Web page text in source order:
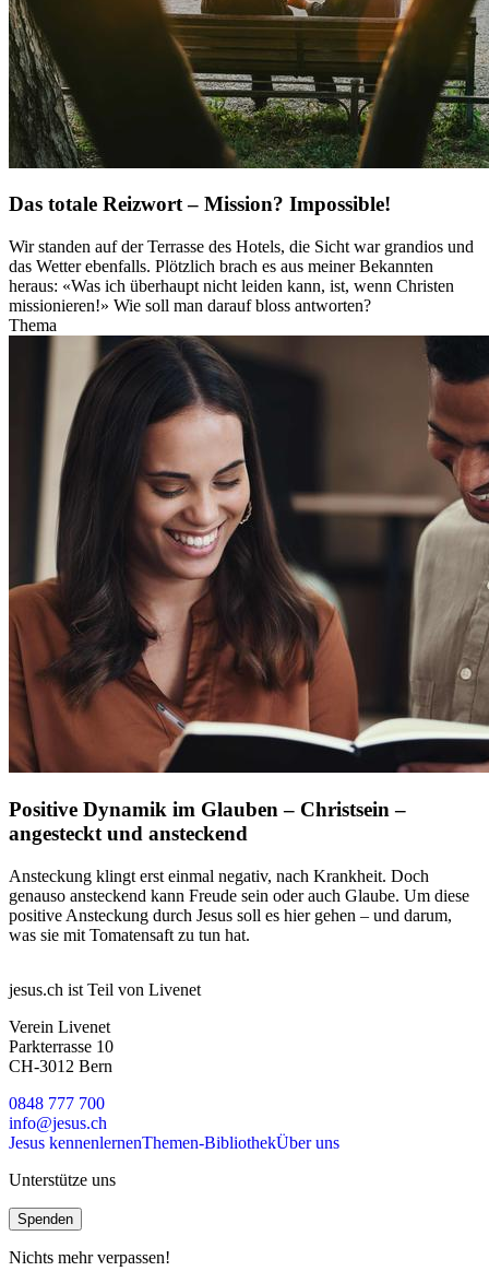
Das totale Reizwort – Mission? Impossible!
Wir standen auf der Terrasse des Hotels, die Sicht war grandios und
das Wetter ebenfalls. Plötzlich brach es aus meiner Bekannten
heraus: «Was ich überhaupt nicht leiden kann, ist, wenn Christen
missionieren!» Wie soll man darauf bloss antworten?
Thema
Positive Dynamik im Glauben – Christsein –
angesteckt und ansteckend
Ansteckung klingt erst einmal negativ, nach Krankheit. Doch
genauso ansteckend kann Freude sein oder auch Glaube. Um diese
positive Ansteckung durch Jesus soll es hier gehen – und darum,
was sie mit Tomatensaft zu tun hat.
jesus.ch ist Teil von Livenet
Verein Livenet
Parkterrasse 10
CH-3012 Bern
0848 777 700
info@jesus.ch
Jesus kennenlernenThemen-BibliothekÜber uns
Unterstütze uns
Spenden
Nichts mehr verpassen!